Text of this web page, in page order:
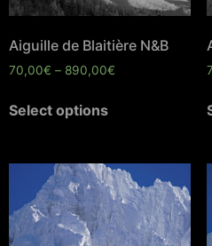
Aiguille de Blaitière N&B
70,00€ – 890,00€
Select options